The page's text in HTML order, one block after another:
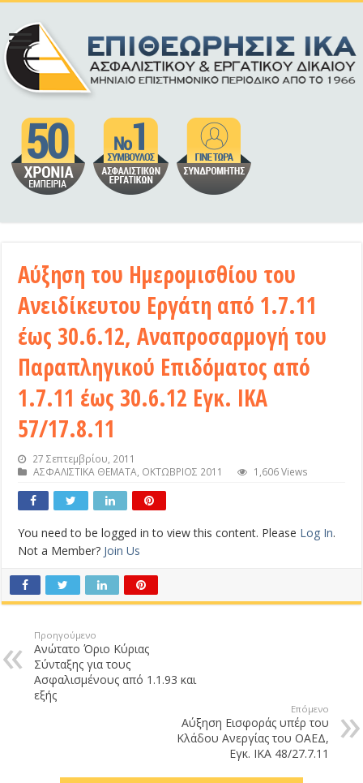
Αύξηση του Ημερομισθίου του
Ανειδίκευτου Εργάτη από 1.7.11
έως 30.6.12, Αναπροσαρμογή του
Παραπληγικού Επιδόματος από
1.7.11 έως 30.6.12 Εγκ. ΙΚΑ
57/17.8.11
27 Σεπτεμβρίου, 2011
ΑΣΦΑΛΙΣΤΙΚΑ ΘΕΜΑΤΑ, ΟΚΤΩΒΡΙΟΣ 2011 1,606 Views
You need to be logged in to view this content. Please Log In.
Not a Member? Join Us
Προηγούμενο
Ανώτατο Όριο Κύριας
Σύνταξης για τους
Ασφαλισμένους από 1.1.93 και
εξής
Επόμενο
Αύξηση Εισφοράς υπέρ του
Κλάδου Ανεργίας του ΟΑΕΔ,
Εγκ. ΙΚΑ 48/27.7.11